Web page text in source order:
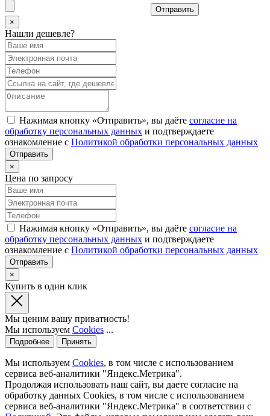
Отправить
×
Нашли дешевле?
Нажимая кнопку «Отправить», вы даёте согласие на
обработку персональных данных и подтверждаете
ознакомление с Политикой обработки персональных данных
×
Цена по запросу
Нажимая кнопку «Отправить», вы даёте согласие на
обработку персональных данных и подтверждаете
ознакомление с Политикой обработки персональных данных
×
Купить в один клик
Мы ценим вашу приватность!
Мы используем Cookies ...
Подробнее Принять
Мы используем Cookies, в том числе с использованием
сервиса веб-аналитики "Яндекс.Метрика".
Продолжая использовать наш сайт, вы даете согласие на
обработку данных Cookies, в том числе с использованием
сервиса веб-аналитики "Яндекс.Метрика" в соответствии с